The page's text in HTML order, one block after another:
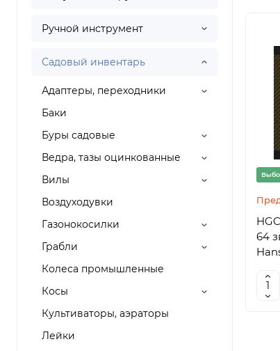
Ручной инструмент
Садовый инвентарь
Адаптеры, переходники
Баки
Буры садовые
Ведра, тазы оцинкованные
Вилы
Воздуходувки
Газонокосилки
Грабли
Колеса промышленные
Косы
Культиваторы, аэраторы
Лейки
64